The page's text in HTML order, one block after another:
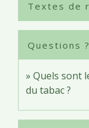
Textes de
Questions
Quels sont
du tabac ?